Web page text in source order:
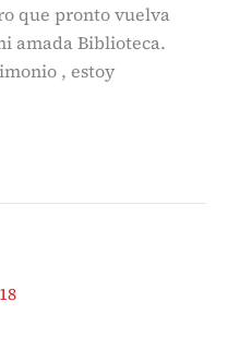
que pronto vuelva
amada Biblioteca.
, estoy